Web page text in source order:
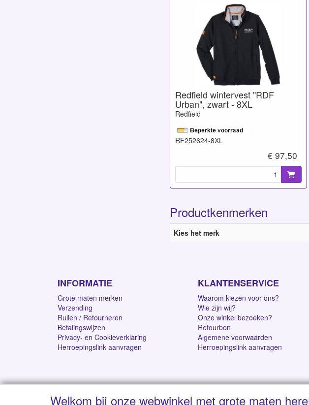
Redfield wintervest "RDF
Urban", zwart - 8XL
Redfield
RF252624-8XL
€ 97,50
Productkenmerken
Kies het merk
INFORMATIE
Grote maten merken
Verzending
Ruilen / Retourneren
Betalingswijzen
Privacy- en Cookieverklaring
Herroepingslink aanvragen
KLANTENSERVICE
Waarom kiezen voor ons?
Wie zijn wij?
Onze winkel bezoeken?
Retourbon
Algemene voorwaarden
Herroepingslink aanvragen
Welkom bij onze webwinkel met grote maten